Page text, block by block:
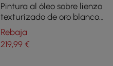
Pintura al óleo sobre lienzo
texturizado de oro blanco
moderno en 3D para
decoración de pared con
marco de sala
Rebaja
219,99€